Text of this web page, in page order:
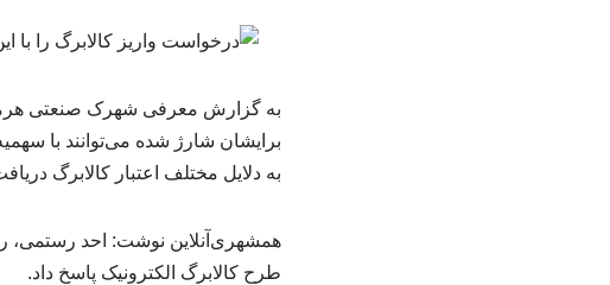
برایشان شارژ شده می‌توانند با
به دلایل مختلف اعتبار کالابرگ
همشهری‌آنلاین نوشت: احد رستمی،
طرح کالابرگ الکترونیک پاسخ داد.